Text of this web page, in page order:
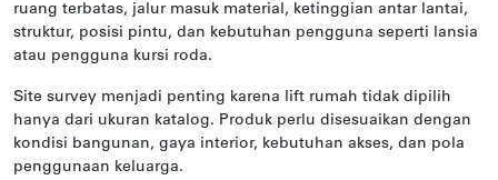
ruang terbatas, jalur masuk material, ketinggian antar lantai,
struktur, posisi pintu, dan kebutuhan pengguna seperti lansia
atau pengguna kursi roda.
Site survey menjadi penting karena lift rumah tidak dipilih
hanya dari ukuran katalog. Produk perlu disesuaikan dengan
kondisi bangunan, gaya interior, kebutuhan akses, dan pola
penggunaan keluarga.